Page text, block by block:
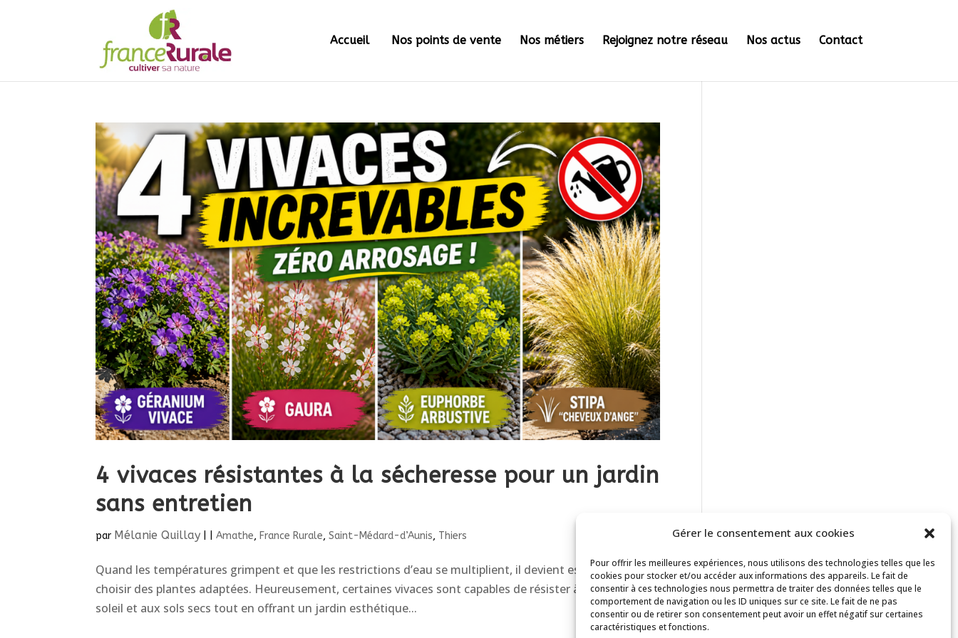
Gérer le consentement aux cookies
Pour offrir les meilleures expériences, nous utilisons des technologies telles que les
cookies pour stocker et/ou accéder aux informations des appareils. Le fait de
consentir à ces technologies nous permettra de traiter des données telles que le
comportement de navigation ou les ID uniques sur ce site. Le fait de ne pas
consentir ou de retirer son consentement peut avoir un effet négatif sur certaines
caractéristiques et fonctions.
Accueil Nos points de vente Nos métiers Rejoignez notre réseau Nos actus Contact
4 vivaces résistantes à la sécheresse pour un jardin
sans entretien
par Mélanie Quillay |Amathe, France Rurale,Saint-Médard-d’Aunis, Thiers
Quand les températures grimpent et que les restrictions d’eau se multiplient, il devient essentiel de
choisir des plantes adaptées. Heureusement, certaines vivaces sont capables de résister à la chaleur, au
soleil et aux sols secs tout en offrant un jardin esthétique...